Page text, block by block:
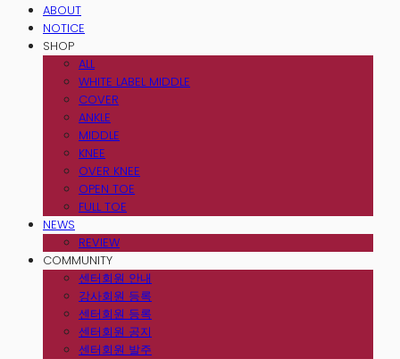
ABOUT
NOTICE
SHOP
ALL
WHITE LABEL MIDDLE
COVER
ANKLE
MIDDLE
KNEE
OVER KNEE
OPEN TOE
FULL TOE
NEWS
REVIEW
COMMUNITY
센터회원 안내
강사회원 등록
센터회원 등록
센터회원 공지
센터회원 발주